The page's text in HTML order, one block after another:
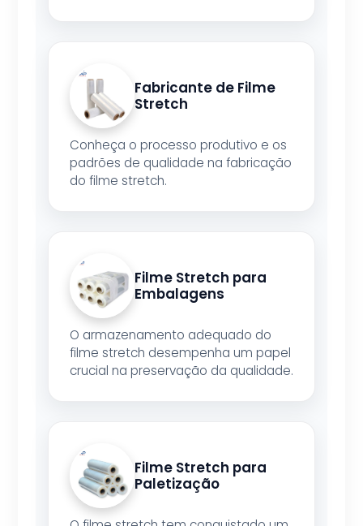
Fabricante de Filme
Stretch
Conheça o processo produtivo e os
padrões de qualidade na fabricação
do filme stretch.
Filme Stretch para
Embalagens
O armazenamento adequado do
filme stretch desempenha um papel
crucial na preservação da qualidade.
Filme Stretch para
Paletização